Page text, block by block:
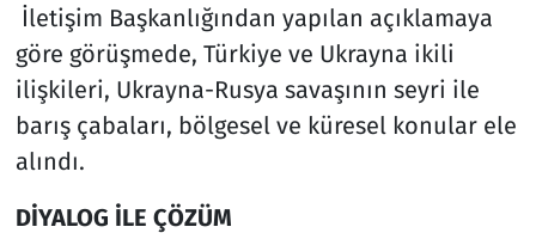
İletişim Başkanlığından yapılan açıklamaya
göre görüşmede, Türkiye ve Ukrayna ikili
ilişkileri, Ukrayna-Rusya savaşının seyri ile
barış çabaları, bölgesel ve küresel konular ele
alındı.
DİYALOG İLE ÇÖZÜM
Teknoloji ve Bilim
Televizyon